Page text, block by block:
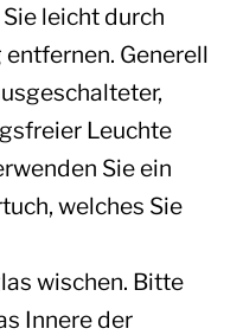
leicht durch
Generell
Leuchte
Sie ein
welches Sie
wischen. Bitte
Innere der